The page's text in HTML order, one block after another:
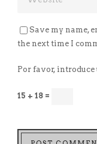
Save my name,
the next time I
Por favor, introduce
15 + 18 =